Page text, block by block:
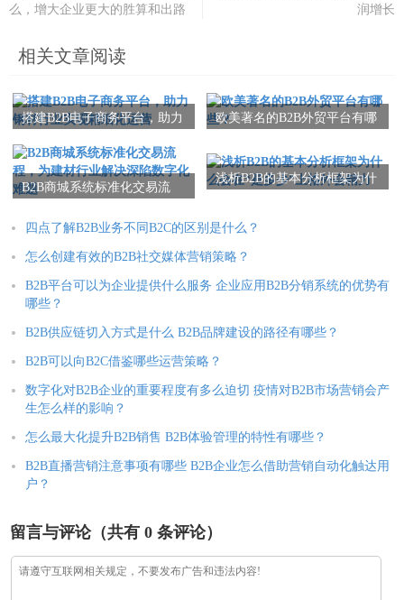
么，增大企业更大的胜算和出路
润增长
相关文章阅读
搭建B2B电子商务平台，助力
欧美著名的B2B外贸平台有哪
B2B商城系统标准化交易流
字化难题
浅析B2B的基本分析框架为什
四点了解B2B业务不同B2C的区别是什么？
怎么创建有效的B2B社交媒体营销策略？
B2B平台可以为企业提供什么服务 企业应用B2B分销系统的优势有
哪些？
B2B供应链切入方式是什么 B2B品牌建设的路径有哪些？
B2B可以向B2C借鉴哪些运营策略？
数字化对B2B企业的重要程度有多么迫切 疫情对B2B市场营销会产
生怎么样的影响？
怎么最大化提升B2B销售 B2B体验管理的特性有哪些？
B2B直播营销注意事项有哪些 B2B企业怎么借助营销自动化触达用
户？
留言与评论（共有 0 条评论）